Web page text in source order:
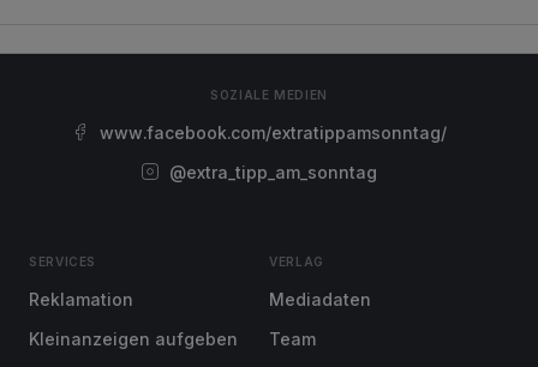
SOZIALE MEDIEN
www.facebook.com/extratippamsonntag/
@extra_tipp_am_sonntag
SERVICES
Reklamation
Kleinanzeigen aufgeben
VERLAG
Mediadaten
Team